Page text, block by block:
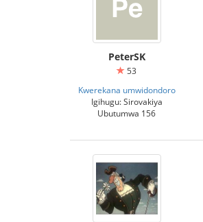
PeterSK
53
Kwerekana umwidondoro
Igihugu: Sirovakiya
Ubutumwa 156